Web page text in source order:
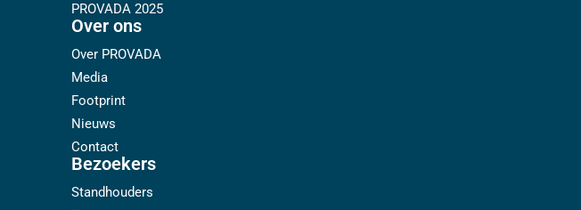
PROVADA 2025
Over ons
Over PROVADA
Media
Footprint
Nieuws
Contact
Bezoekers
Standhouders